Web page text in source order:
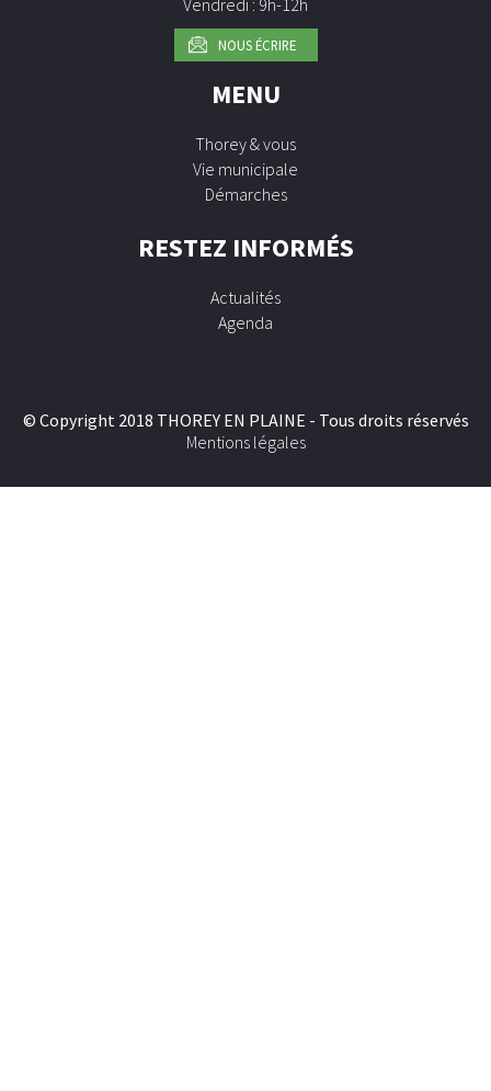
Vendredi : 9h-12h
NOUS ÉCRIRE
MENU
Thorey & vous
Vie municipale
Démarches
RESTEZ INFORMÉS
Actualités
Agenda
© Copyright 2018 THOREY EN PLAINE - Tous droits réservés
Mentions légales